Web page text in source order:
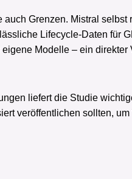
Grenzen. Mistral
Lifecycle-Daten für
Modelle – ein
liefert die Studie
veröffentlichen sollten,